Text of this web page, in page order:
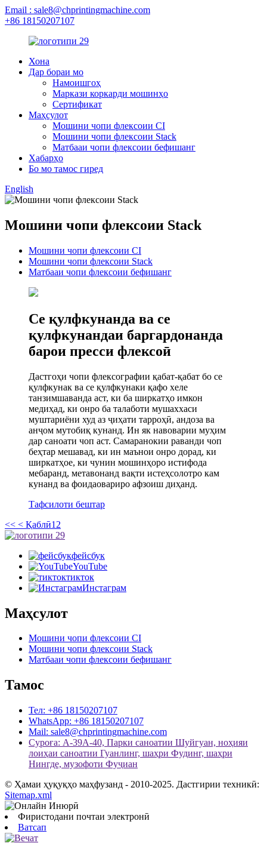
Email : sale8@chprintingmachine.com
+86 18150207107
Хона
Дар бораи мо
Намоишгоҳ
Маркази коркарди мошинҳо
Сертификат
Маҳсулот
Мошини чопи флексоии CI
Мошини чопи флексоии Stack
Матбааи чопи флексоии бефишанг
Хабарҳо
Бо мо тамос гиред
English
Мошини чопи флексоии Stack
Мошини чопи флексоии CI
Мошини чопи флексоии Stack
Матбааи чопи флексоии бефишанг
Се қулфкунанда ва се
қулфкунандаи баргардонанда
барои пресси флексоӣ
Дастгоҳи чопи флексографии қабат-қабат бо се
қулфкунак ва се қулфкунаки қафо хеле
танзимшаванда аст, ки ба ширкатҳо имкон
медиҳад, ки онро ба талаботи мушаххаси
муштариёни худ аз ҷиҳати тарроҳӣ, андоза ва
анҷом мутобиқ кунанд. Ин як навоварии муҳим
дар саноати чоп аст. Самаранокии раванди чоп
беҳтар мешавад, ки ин маънои онро дорад, ки
ширкатҳое, ки чунин мошинҳоро истифода
мебаранд, метавонанд вақти истеҳсолотро кам
кунанд ва фоидаовариро афзоиш диҳанд.
Тафсилоти бештар
<< < Қаблӣ1 2
фейсбук
YouTube
тикток
Инстаграм
Маҳсулот
Мошини чопи флексоии CI
Мошини чопи флексоии Stack
Матбааи чопи флексоии бефишанг
Тамос
Тел: +86 18150207107
WhatsApp: +86 18150207107
Mail: sale8@chprintingmachine.com
Суроға: A-39A-40, Парки саноатии Шуйгуан, ноҳияи
лоиҳаи саноатии Гуанлинг, шаҳри Фудинг, шаҳри
Нингде, музофоти Фуҷиан
© Ҳамаи ҳуқуқҳо маҳфузанд - 2010-2025. Дастгирии техникӣ:
Sitemap.xml
Фиристодани почтаи электронӣ
Ватсап